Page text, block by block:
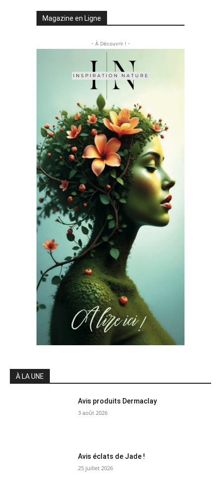
Magazine en Ligne
- À Découvrir ! -
À LA UNE
Avis produits Dermaclay
3 août 2026
Avis éclats de Jade !
25 juillet 2026